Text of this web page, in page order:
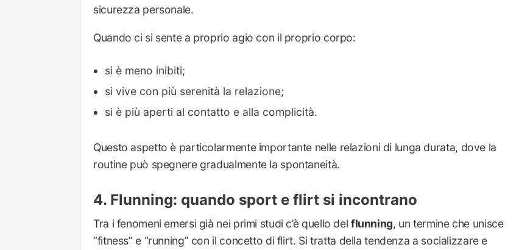
sicurezza personale.
Quando ci si sente a proprio agio con il proprio corpo:
si è meno inibiti;
si vive con più serenità la relazione;
si è più aperti al contatto e alla complicità.
Questo aspetto è particolarmente importante nelle relazioni di lunga durata, dove la
routine può spegnere gradualmente la spontaneità.
Flunning: quando sport e flirt si incontrano
Tra i fenomeni emersi già nei primi studi c’è quello del flunning, un termine che unisce
“fitness” e “running” con il concetto di flirt. Si tratta della tendenza a socializzare e